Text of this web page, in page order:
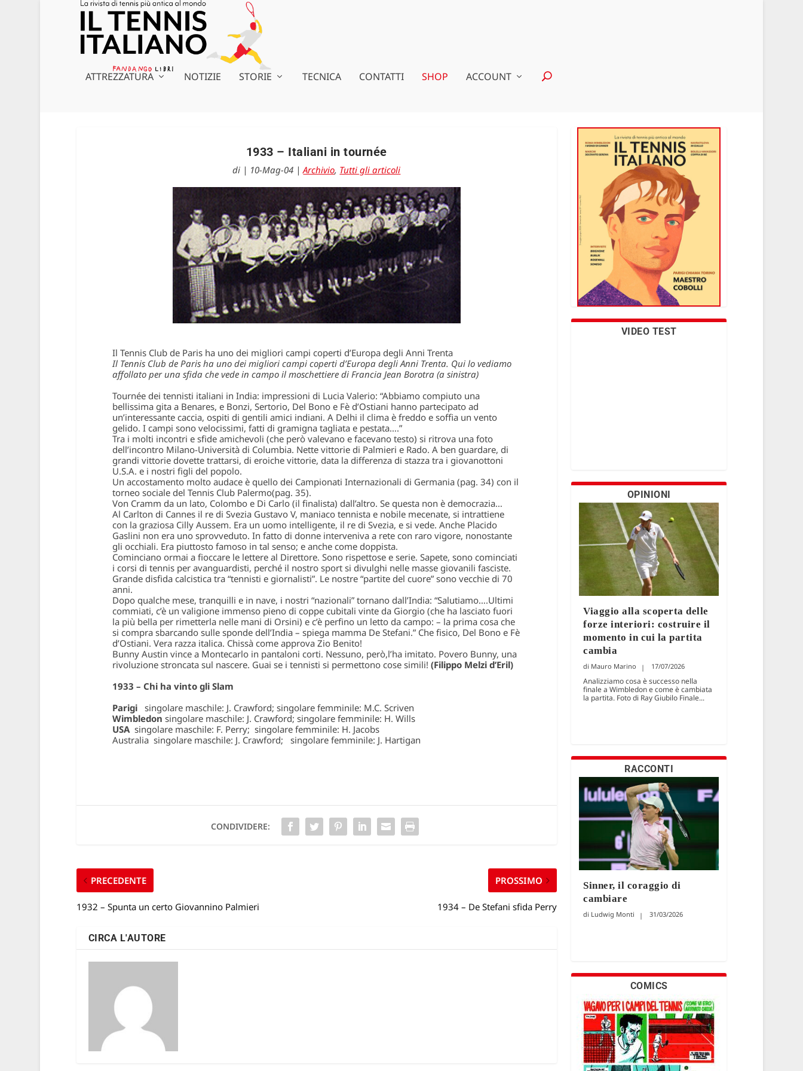
ATTREZZATURA NOTIZIE STORIE TECNICA CONTATTI SHOP ACCOUNT
1933 – Italiani in tournée
di | 10-Mag-04 |Archivio, Tutti gli articoli
Il Tennis Club de Paris ha uno dei migliori campi coperti d’Europa degli Anni Trenta
Il Tennis Club de Paris ha uno dei migliori campi coperti d’Europa degli Anni Trenta. Qui lo vediamo
affollato per una sfida che vede in campo il moschettiere di Francia Jean Borotra (a sinistra)
Tournée dei tennisti italiani in India: impressioni di Lucia Valerio: “Abbiamo compiuto una
bellissima gita a Benares, e Bonzi, Sertorio, Del Bono e Fè d’Ostiani hanno partecipato ad
un’interessante caccia, ospiti di gentili amici indiani. A Delhi il clima è freddo e soffia un vento
gelido. I campi sono velocissimi, fatti di gramigna tagliata e pestata….”
Tra i molti incontri e sfide amichevoli (che però valevano e facevano testo) si ritrova una foto
dell’incontro Milano-Università di Columbia. Nette vittorie di Palmieri e Rado. A ben guardare, di
grandi vittorie dovette trattarsi, di eroiche vittorie, data la differenza di stazza tra i giovanottoni
U.S.A. e i nostri figli del popolo.
Un accostamento molto audace è quello dei Campionati Internazionali di Germania (pag. 34) con il
torneo sociale del Tennis Club Palermo(pag. 35).
Von Cramm da un lato, Colombo e Di Carlo (il finalista) dall’altro. Se questa non è democrazia…
Al Carlton di Cannes il re di Svezia Gustavo V, maniaco tennista e nobile mecenate, si intrattiene
con la graziosa Cilly Aussem. Era un uomo intelligente, il re di Svezia, e si vede. Anche Placido
Gaslini non era uno sprovveduto. In fatto di donne interveniva a rete con raro vigore, nonostante
gli occhiali. Era piuttosto famoso in tal senso; e anche come doppista.
Cominciano ormai a fioccare le lettere al Direttore. Sono rispettose e serie. Sapete, sono cominciati
i corsi di tennis per avanguardisti, perché il nostro sport si divulghi nelle masse giovanili fasciste.
Grande disfida calcistica tra “tennisti e giornalisti”. Le nostre “partite del cuore” sono vecchie di 70
anni.
Dopo qualche mese, tranquilli e in nave, i nostri “nazionali” tornano dall’India: “Salutiamo….Ultimi
commiati, c’è un valigione immenso pieno di coppe cubitali vinte da Giorgio (che ha lasciato fuori
la più bella per rimetterla nelle mani di Orsini) e c’è perfino un letto da campo: – la prima cosa che
si compra sbarcando sulle sponde dell’India – spiega mamma De Stefani.” Che fisico, Del Bono e Fè
d’Ostiani. Vera razza italica. Chissà come approva Zio Benito!
Bunny Austin vince a Montecarlo in pantaloni corti. Nessuno, però,l’ha imitato. Povero Bunny, una
rivoluzione stroncata sul nascere. Guai se i tennisti si permettono cose simili! (Filippo Melzi d’Eril)
1933 – Chi ha vinto gli Slam
Parigisingolare maschile: J. Crawford; singolare femminile: M.C. Scriven
Wimbledon singolare maschile: J. Crawford; singolare femminile: H. Wills
USAsingolare maschile: F. Perry; singolare femminile: H. Jacobs
Australiasingolare maschile: J. Crawford; singolare femminile: J. Hartigan
CONDIVIDERE:
PRECEDENTE
1932 – Spunta un certo Giovannino Palmieri
PROSSIMO
1934 – De Stefani sfida Perry
CIRCA L'AUTORE
VIDEO TEST
OPINIONI
Viaggio alla scoperta delle
forze interiori: costruire il
momento in cui la partita
cambia
Mauro Marino 17/07/2026
Analizziamo cosa è successo nella
finale a Wimbledon e come è cambiata
la partita. Foto di Ray Giubilo Finale...
RACCONTI
Sinner, il coraggio di
cambiare
Ludwig Monti 31/03/2026
COMICS